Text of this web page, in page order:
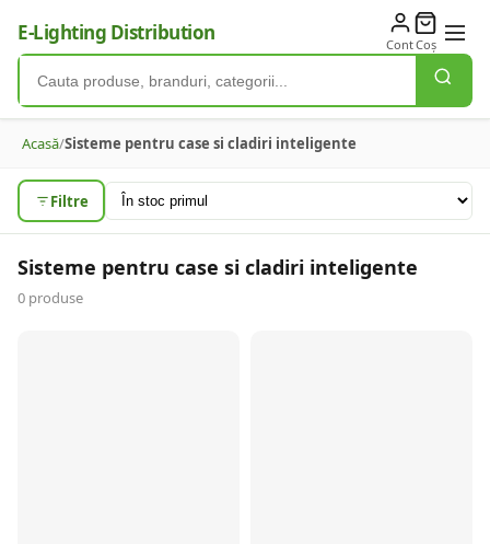
E-Lighting Distribution ContCoș
Acasă/Sisteme pentru case si cladiri inteligente
Filtre
Sisteme pentru case si cladiri inteligente
0 produse